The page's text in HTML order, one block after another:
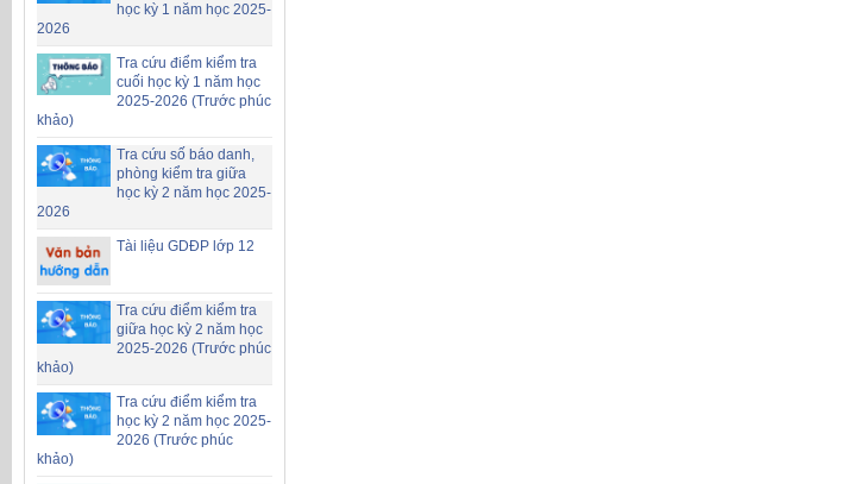
học kỳ 1 năm học 2025-
2026
Tra cứu điểm kiểm tra
cuối học kỳ 1 năm học
2025-2026 (Trước phúc
khảo)
Tra cứu số báo danh,
phòng kiểm tra giữa
học kỳ 2 năm học 2025-
2026
Tài liệu GDĐP lớp 12
Tra cứu điểm kiểm tra
giữa học kỳ 2 năm học
2025-2026 (Trước phúc
khảo)
Tra cứu điểm kiểm tra
học kỳ 2 năm học 2025-
2026 (Trước phúc
khảo)